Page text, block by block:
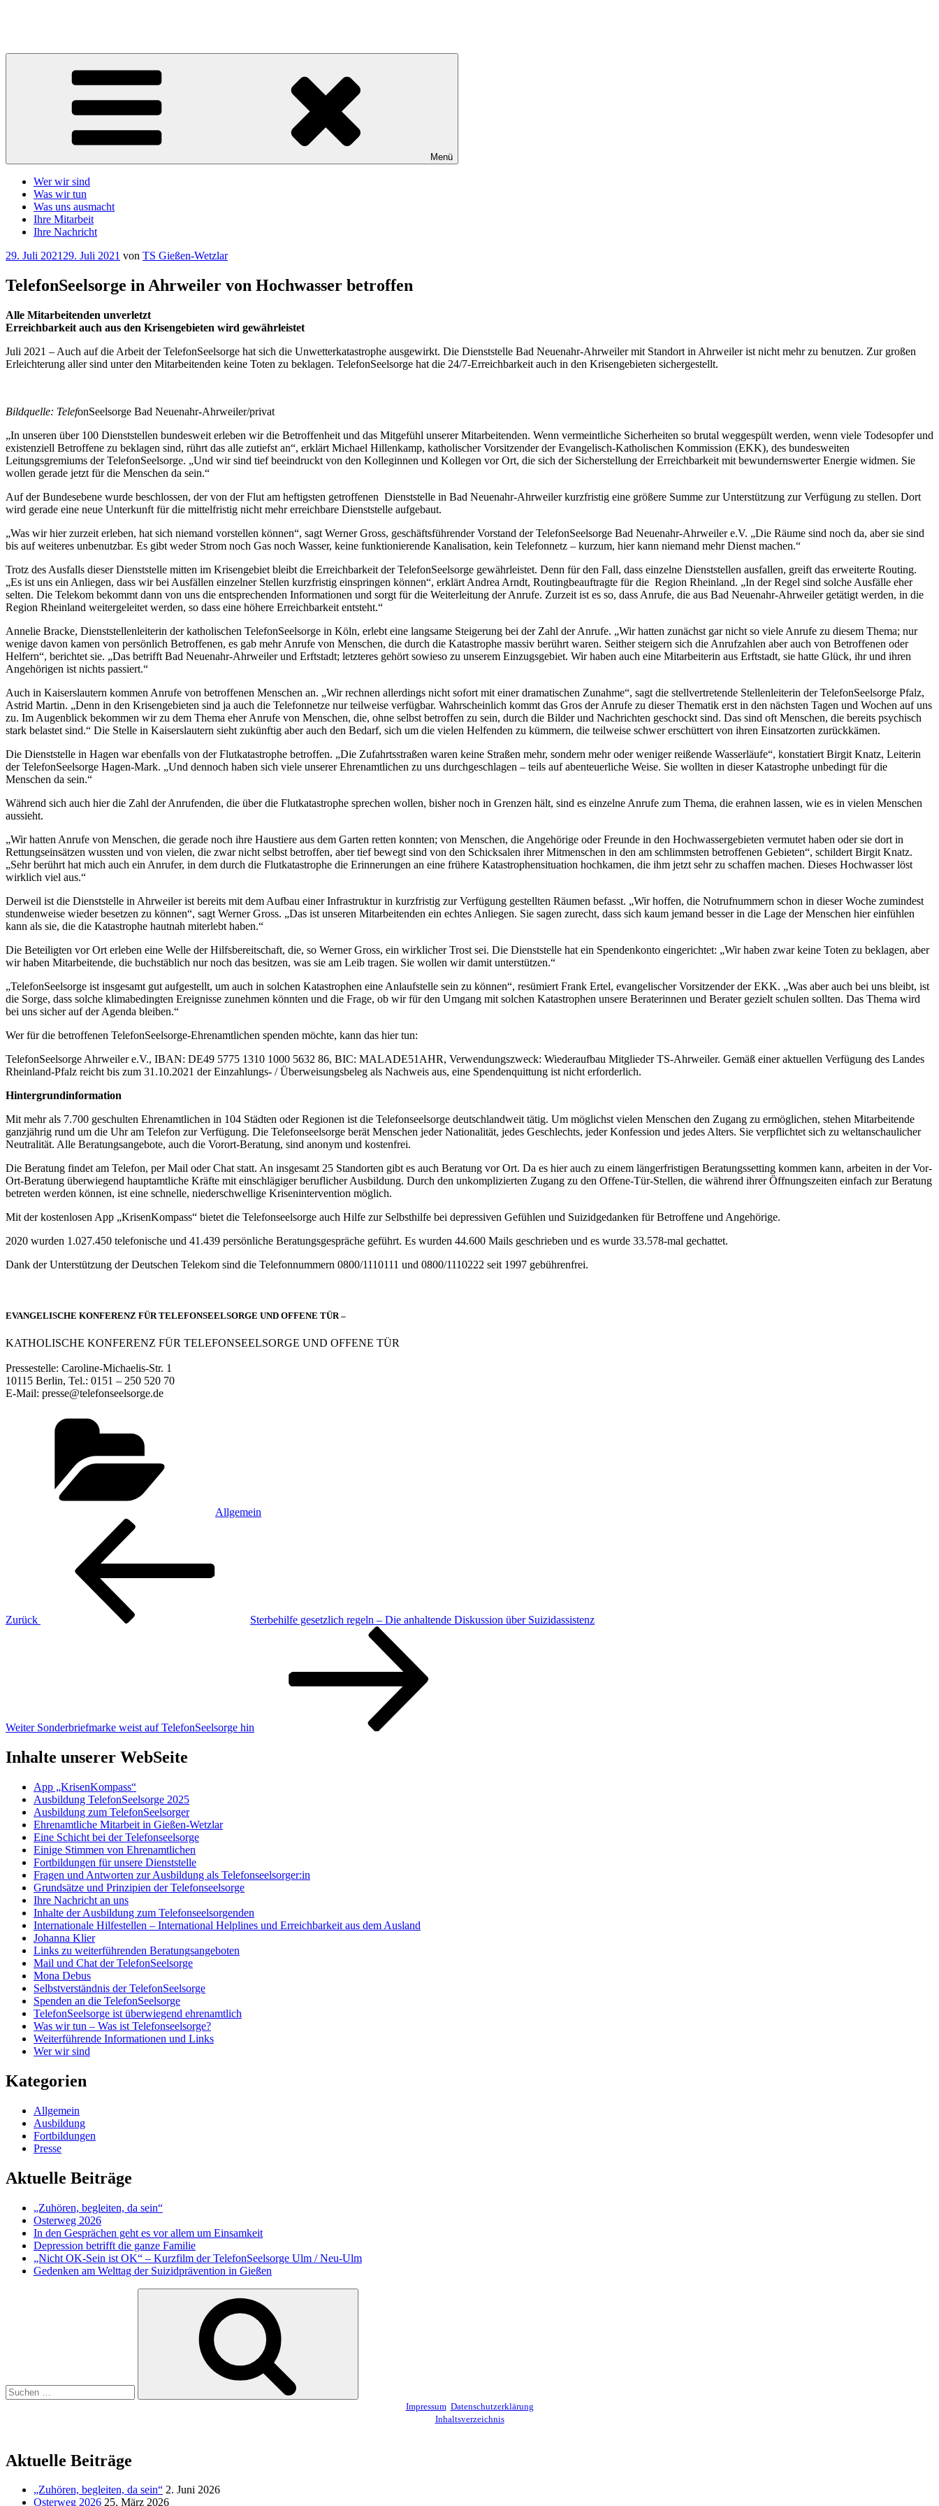
Menü
Wer wir sind
Was wir tun
Was uns ausmacht
Ihre Mitarbeit
Ihre Nachricht
Veröffentlicht
29. Juli 2021 29. Juli 2021 von TS Gießen-Wetzlar
TelefonSeelsorge in Ahrweiler von Hochwasser betroffen
Alle Mitarbeitenden unverletzt
Erreichbarkeit auch aus den Krisengebieten wird gewährleistet
Juli 2021 – Auch auf die Arbeit der TelefonSeelsorge hat sich die Unwetterkatastrophe ausgewirkt. Die Dienststelle Bad Neuenahr-Ahrweiler mit Standort in Ahrweiler ist nicht mehr zu benutzen. Zur großen
Erleichterung aller sind unter den Mitarbeitenden keine Toten zu beklagen. TelefonSeelsorge hat die 24/7-Erreichbarkeit auch in den Krisengebieten sichergestellt.
Bildquelle: TelefonSeelsorge Bad Neuenahr-Ahrweiler/privat
„In unseren über 100 Dienststellen bundesweit erleben wir die Betroffenheit und das Mitgefühl unserer Mitarbeitenden. Wenn vermeintliche Sicherheiten so brutal weggespült werden, wenn viele Todesopfer und
existenziell Betroffene zu beklagen sind, rührt das alle zutiefst an“, erklärt Michael Hillenkamp, katholischer Vorsitzender der Evangelisch-Katholischen Kommission (EKK), des bundesweiten
Leitungsgremiums der TelefonSeelsorge. „Und wir sind tief beeindruckt von den Kolleginnen und Kollegen vor Ort, die sich der Sicherstellung der Erreichbarkeit mit bewundernswerter Energie widmen. Sie
wollen gerade jetzt für die Menschen da sein.“
Auf der Bundesebene wurde beschlossen, der von der Flut am heftigsten getroffenen Dienststelle in Bad Neuenahr-Ahrweiler kurzfristig eine größere Summe zur Unterstützung zur Verfügung zu stellen. Dort
wird gerade eine neue Unterkunft für die mittelfristig nicht mehr erreichbare Dienststelle aufgebaut.
„Was wir hier zurzeit erleben, hat sich niemand vorstellen können“, sagt Werner Gross, geschäftsführender Vorstand der TelefonSeelsorge Bad Neuenahr-Ahrweiler e.V. „Die Räume sind noch da, aber sie sind
bis auf weiteres unbenutzbar. Es gibt weder Strom noch Gas noch Wasser, keine funktionierende Kanalisation, kein Telefonnetz – kurzum, hier kann niemand mehr Dienst machen.“
Trotz des Ausfalls dieser Dienststelle mitten im Krisengebiet bleibt die Erreichbarkeit der TelefonSeelsorge gewährleistet. Denn für den Fall, dass einzelne Dienststellen ausfallen, greift das erweiterte Routing.
„Es ist uns ein Anliegen, dass wir bei Ausfällen einzelner Stellen kurzfristig einspringen können“, erklärt Andrea Arndt, Routingbeauftragte für die Region Rheinland. „In der Regel sind solche Ausfälle eher
selten. Die Telekom bekommt dann von uns die entsprechenden Informationen und sorgt für die Weiterleitung der Anrufe. Zurzeit ist es so, dass Anrufe, die aus Bad Neuenahr-Ahrweiler getätigt werden, in die
Region Rheinland weitergeleitet werden, so dass eine höhere Erreichbarkeit entsteht.“
Annelie Bracke, Dienststellenleiterin der katholischen TelefonSeelsorge in Köln, erlebt eine langsame Steigerung bei der Zahl der Anrufe. „Wir hatten zunächst gar nicht so viele Anrufe zu diesem Thema; nur
wenige davon kamen von persönlich Betroffenen, es gab mehr Anrufe von Menschen, die durch die Katastrophe massiv berührt waren. Seither steigern sich die Anrufzahlen aber auch von Betroffenen oder
Helfern“, berichtet sie. „Das betrifft Bad Neuenahr-Ahrweiler und Erftstadt; letzteres gehört sowieso zu unserem Einzugsgebiet. Wir haben auch eine Mitarbeiterin aus Erftstadt, sie hatte Glück, ihr und ihren
Angehörigen ist nichts passiert.“
Auch in Kaiserslautern kommen Anrufe von betroffenen Menschen an. „Wir rechnen allerdings nicht sofort mit einer dramatischen Zunahme“, sagt die stellvertretende Stellenleiterin der TelefonSeelsorge Pfalz,
Astrid Martin. „Denn in den Krisengebieten sind ja auch die Telefonnetze nur teilweise verfügbar. Wahrscheinlich kommt das Gros der Anrufe zu dieser Thematik erst in den nächsten Tagen und Wochen auf uns
zu. Im Augenblick bekommen wir zu dem Thema eher Anrufe von Menschen, die, ohne selbst betroffen zu sein, durch die Bilder und Nachrichten geschockt sind. Das sind oft Menschen, die bereits psychisch
stark belastet sind.“ Die Stelle in Kaiserslautern sieht zukünftig aber auch den Bedarf, sich um die vielen Helfenden zu kümmern, die teilweise schwer erschüttert von ihren Einsatzorten zurückkämen.
Die Dienststelle in Hagen war ebenfalls von der Flutkatastrophe betroffen. „Die Zufahrtsstraßen waren keine Straßen mehr, sondern mehr oder weniger reißende Wasserläufe“, konstatiert Birgit Knatz, Leiterin
der TelefonSeelsorge Hagen-Mark. „Und dennoch haben sich viele unserer Ehrenamtlichen zu uns durchgeschlagen – teils auf abenteuerliche Weise. Sie wollten in dieser Katastrophe unbedingt für die
Menschen da sein.“
Während sich auch hier die Zahl der Anrufenden, die über die Flutkatastrophe sprechen wollen, bisher noch in Grenzen hält, sind es einzelne Anrufe zum Thema, die erahnen lassen, wie es in vielen Menschen
aussieht.
„Wir hatten Anrufe von Menschen, die gerade noch ihre Haustiere aus dem Garten retten konnten; von Menschen, die Angehörige oder Freunde in den Hochwassergebieten vermutet haben oder sie dort in
Rettungseinsätzen wussten und von vielen, die zwar nicht selbst betroffen, aber tief bewegt sind von den Schicksalen ihrer Mitmenschen in den am schlimmsten betroffenen Gebieten“, schildert Birgit Knatz.
„Sehr berührt hat mich auch ein Anrufer, in dem durch die Flutkatastrophe die Erinnerungen an eine frühere Katastrophensituation hochkamen, die ihm jetzt sehr zu schaffen machen. Dieses Hochwasser löst
wirklich viel aus.“
Derweil ist die Dienststelle in Ahrweiler ist bereits mit dem Aufbau einer Infrastruktur in kurzfristig zur Verfügung gestellten Räumen befasst. „Wir hoffen, die Notrufnummern schon in dieser Woche zumindest
stundenweise wieder besetzen zu können“, sagt Werner Gross. „Das ist unseren Mitarbeitenden ein echtes Anliegen. Sie sagen zurecht, dass sich kaum jemand besser in die Lage der Menschen hier einfühlen
kann als sie, die die Katastrophe hautnah miterlebt haben.“
Die Beteiligten vor Ort erleben eine Welle der Hilfsbereitschaft, die, so Werner Gross, ein wirklicher Trost sei. Die Dienststelle hat ein Spendenkonto eingerichtet: „Wir haben zwar keine Toten zu beklagen, aber
wir haben Mitarbeitende, die buchstäblich nur noch das besitzen, was sie am Leib tragen. Sie wollen wir damit unterstützen.“
„TelefonSeelsorge ist insgesamt gut aufgestellt, um auch in solchen Katastrophen eine Anlaufstelle sein zu können“, resümiert Frank Ertel, evangelischer Vorsitzender der EKK. „Was aber auch bei uns bleibt, ist
die Sorge, dass solche klimabedingten Ereignisse zunehmen könnten und die Frage, ob wir für den Umgang mit solchen Katastrophen unsere Beraterinnen und Berater gezielt schulen sollten. Das Thema wird
bei uns sicher auf der Agenda bleiben.“
Wer für die betroffenen TelefonSeelsorge-Ehrenamtlichen spenden möchte, kann das hier tun:
TelefonSeelsorge Ahrweiler e.V., IBAN: DE49 5775 1310 1000 5632 86, BIC: MALADE51AHR, Verwendungszweck: Wiederaufbau Mitglieder TS-Ahrweiler. Gemäß einer aktuellen Verfügung des Landes
Rheinland-Pfalz reicht bis zum 31.10.2021 der Einzahlungs- / Überweisungsbeleg als Nachweis aus, eine Spendenquittung ist nicht erforderlich.
Hintergrundinformation
Mit mehr als 7.700 geschulten Ehrenamtlichen in 104 Städten oder Regionen ist die Telefonseelsorge deutschlandweit tätig. Um möglichst vielen Menschen den Zugang zu ermöglichen, stehen Mitarbeitende
ganzjährig rund um die Uhr am Telefon zur Verfügung. Die Telefonseelsorge berät Menschen jeder Nationalität, jedes Geschlechts, jeder Konfession und jedes Alters. Sie verpflichtet sich zu weltanschaulicher
Neutralität. Alle Beratungsangebote, auch die Vorort-Beratung, sind anonym und kostenfrei.
Die Beratung findet am Telefon, per Mail oder Chat statt. An insgesamt 25 Standorten gibt es auch Beratung vor Ort. Da es hier auch zu einem längerfristigen Beratungssetting kommen kann, arbeiten in der Vor-
Ort-Beratung überwiegend hauptamtliche Kräfte mit einschlägiger beruflicher Ausbildung. Durch den unkomplizierten Zugang zu den Offene-Tür-Stellen, die während ihrer Öffnungszeiten einfach zur Beratung
betreten werden können, ist eine schnelle, niederschwellige Krisenintervention möglich.
Mit der kostenlosen App „KrisenKompass“ bietet die Telefonseelsorge auch Hilfe zur Selbsthilfe bei depressiven Gefühlen und Suizidgedanken für Betroffene und Angehörige.
2020 wurden 1.027.450 telefonische und 41.439 persönliche Beratungsgespräche geführt. Es wurden 44.600 Mails geschrieben und es wurde 33.578-mal gechattet.
Dank der Unterstützung der Deutschen Telekom sind die Telefonnummern 0800/1110111 und 0800/1110222 seit 1997 gebührenfrei.
EVANGELISCHE KONFERENZ FÜR TELEFONSEELSORGE UND OFFENE TÜR –
KATHOLISCHE KONFERENZ FÜR TELEFONSEELSORGE UND OFFENE TÜR
Pressestelle: Caroline-Michaelis-Str. 1
10115 Berlin, Tel.: 0151 – 250 520 70
E-Mail: presse@telefonseelsorge.de
Allgemein
Beitragsnavigation
Zurück
Sterbehilfe gesetzlich regeln – Die anhaltende Diskussion über Suizidassistenz
Weiter Sonderbriefmarke weist auf TelefonSeelsorge hin
Inhalte unserer WebSeite
App „KrisenKompass“
Ausbildung TelefonSeelsorge 2025
Ausbildung zum TelefonSeelsorger
Ehrenamtliche Mitarbeit in Gießen-Wetzlar
Eine Schicht bei der Telefonseelsorge
Einige Stimmen von Ehrenamtlichen
Fortbildungen für unsere Dienststelle
Fragen und Antworten zur Ausbildung als Telefonseelsorger:in
Grundsätze und Prinzipien der Telefonseelsorge
Ihre Nachricht an uns
Inhalte der Ausbildung zum Telefonseelsorgenden
Internationale Hilfestellen – International Helplines und Erreichbarkeit aus dem Ausland
Johanna Klier
Links zu weiterführenden Beratungsangeboten
Mail und Chat der TelefonSeelsorge
Mona Debus
Selbstverständnis der TelefonSeelsorge
Spenden an die TelefonSeelsorge
TelefonSeelsorge ist überwiegend ehrenamtlich
Was wir tun – Was ist Telefonseelsorge?
Weiterführende Informationen und Links
Wer wir sind
Kategorien
Allgemein
Ausbildung
Fortbildungen
Presse
Aktuelle Beiträge
„Zuhören, begleiten, da sein“
Osterweg 2026
In den Gesprächen geht es vor allem um Einsamkeit
Depression betrifft die ganze Familie
„Nicht OK-Sein ist OK“ – Kurzfilm der TelefonSeelsorge Ulm / Neu-Ulm
Gedenken am Welttag der Suizidprävention in Gießen
Impressum Datenschutzerklärung
Inhaltsverzeichnis
Aktuelle Beiträge
„Zuhören, begleiten, da sein“ 2. Juni 2026
Osterweg 2026 25. März 2026